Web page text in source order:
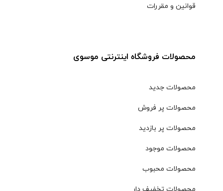
قوانین و مقررات
محصولات فروشگاه اینترنتی موسوی
محصولات جدید
محصولات پر فروش
محصولات پر بازدید
محصولات موجود
محصولات محبوب
محصولات تخفیف دار